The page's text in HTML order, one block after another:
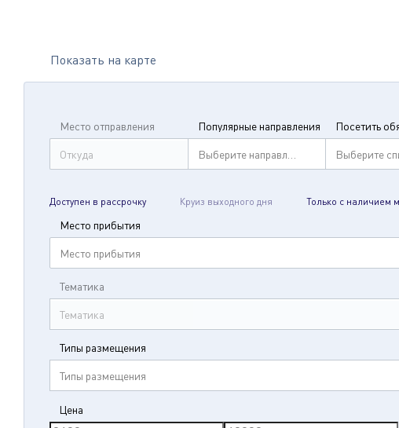
Показать на карте
Место отправления
Откуда
Популярные направления
Выберите направление
Посетить
Выберите
Доступен в рассрочку Круиз выходного дня Только с наличием
Место прибытия
Место прибытия
Тематика
Тематика
Типы размещения
Типы размещения
Цена